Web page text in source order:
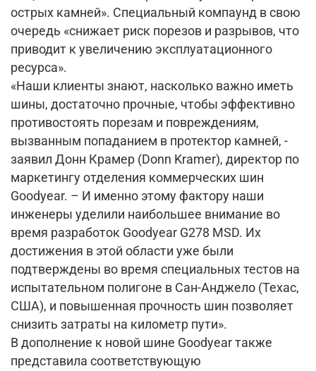
острых камней». Специальный компаунд в свою
очередь «снижает риск порезов и разрывов, что
приводит к увеличению эксплуатационного
ресурса».
«Наши клиенты знают, насколько важно иметь
шины, достаточно прочные, чтобы эффективно
противостоять порезам и повреждениям,
вызванным попаданием в протектор камней, -
заявил Донн Крамер (Donn Kramer), директор по
маркетингу отделения коммерческих шин
Goodyear. – И именно этому фактору наши
инженеры уделили наибольшее внимание во
время разработок Goodyear G278 MSD. Их
достижения в этой области уже были
подтверждены во время специальных тестов на
испытательном полигоне в Сан-Анджело (Техас,
США), и повышенная прочность шин позволяет
снизить затраты на километр пути».
В дополнение к новой шине Goodyear также
представила соответствующую